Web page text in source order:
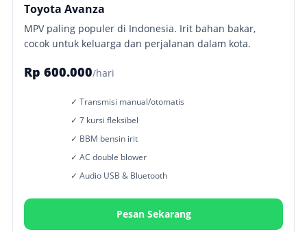
Toyota Avanza
MPV paling populer di Indonesia. Irit bahan bakar,
cocok untuk keluarga dan perjalanan dalam kota.
Rp 600.000/hari
✓ Transmisi manual/otomatis
✓ 7 kursi fleksibel
✓ BBM bensin irit
✓ AC double blower
✓ Audio USB & Bluetooth
Pesan Sekarang